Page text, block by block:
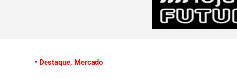
• Destaque, Mercado